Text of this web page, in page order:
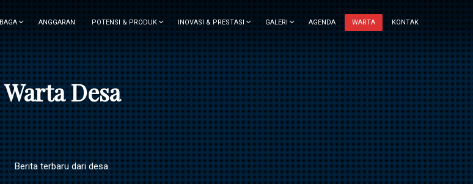
ANGGARAN POTENSI & PRODUK INOVASI & PRESTASI GALERI AGENDA WARTA KONTAK
Warta Desa
Berita terbaru dari desa.